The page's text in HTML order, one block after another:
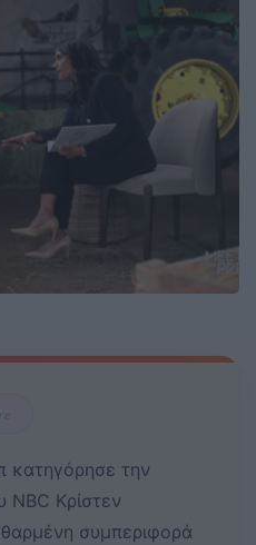
κατηγόρησε την
NBC Κρίστεν
συμπεριφορά